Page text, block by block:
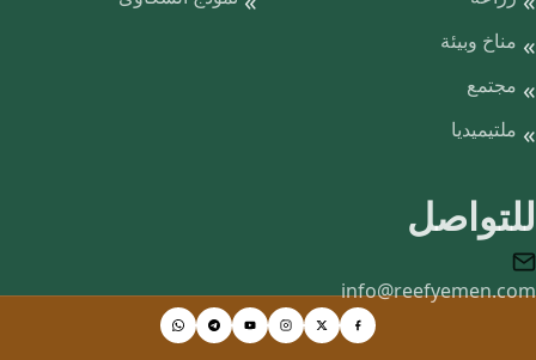
مناخ وبيئة
مجتمع
ملتيميديا
للتواصل
info@reefyemen.com